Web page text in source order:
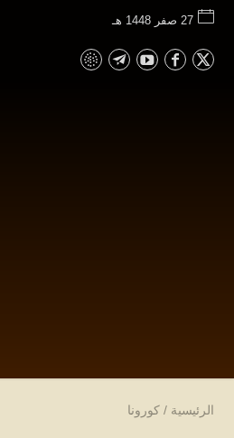
27 صفر 1448 هـ
الرئيسية / كورونا